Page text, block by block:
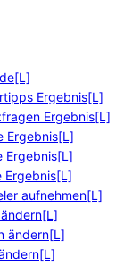
Ergebnis[L]
Ergebnis[L]
Ergebnis[L]
Ergebnis[L]
Ergebnis[L]
aufnehmen[L]
ändern[L]